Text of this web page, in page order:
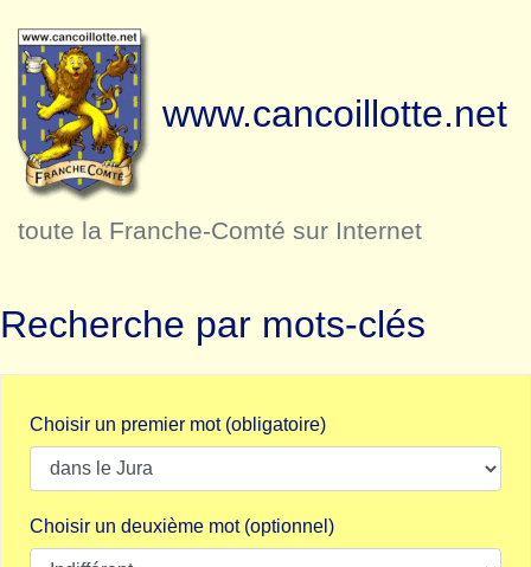
www.cancoillotte.net
toute la Franche-Comté sur Internet
Recherche par mots-clés
Choisir un premier mot (obligatoire)
Choisir un deuxième mot (optionnel)